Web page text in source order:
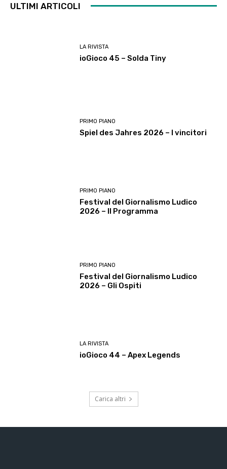
ULTIMI ARTICOLI
LA RIVISTA
ioGioco 45 – Solda Tiny
PRIMO PIANO
Spiel des Jahres 2026 – I vincitori
PRIMO PIANO
Festival del Giornalismo Ludico
2026 – Il Programma
PRIMO PIANO
Festival del Giornalismo Ludico
2026 – Gli Ospiti
LA RIVISTA
ioGioco 44 – Apex Legends
Carica altri